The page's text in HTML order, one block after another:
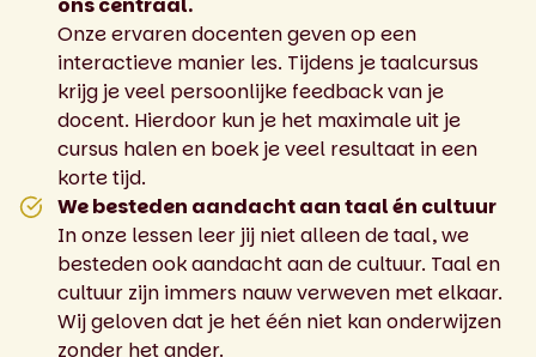
Onze ervaren docenten geven op een
interactieve manier les. Tijdens je taalcursus
krijg je veel persoonlijke feedback van je
docent. Hierdoor kun je het maximale uit je
cursus halen en boek je veel resultaat in een
korte tijd.
We besteden aandacht aan taal én cultuur
In onze lessen leer jij niet alleen de taal, we
besteden ook aandacht aan de cultuur. Taal en
cultuur zijn immers nauw verweven met elkaar.
Wij geloven dat je het één niet kan onderwijzen
zonder het ander.